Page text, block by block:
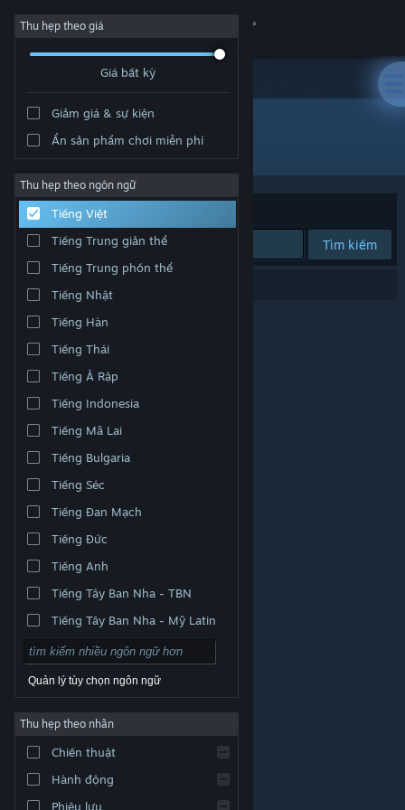
Đăng nhập
Cộng đồng
Thông tin
Hỗ trợ
Thay đổi ngôn ngữ
Cài ứng dụng Steam di động
Xem web cho desktop
thương hiệu là tài sản của chủ sở hữu tương ứng tại
Pháp lý
Hỗ trợ tiếp cận
ký Steam
|Hoàn tiền|
Thu hẹp theo giá
Giá bất kỳ
Giảm giá & sự kiện
Ẩn sản phẩm chơi miễn phí
Thu hẹp theo ngôn ngữ
Tiếng Việt
Tiếng Trung giản thể
Tiếng Trung phồn thể
Tiếng Nhật
Tiếng Hàn
Tiếng Thái
Tiếng Ả Rập
Tiếng Indonesia
Tiếng Mã Lai
Tiếng Bulgaria
Tiếng Séc
Tiếng Đan Mạch
Tiếng Đức
Tiếng Anh
Tiếng Tây Ban Nha - TBN
Tiếng Tây Ban Nha - Mỹ Latin
Quản lý tùy chọn ngôn ngữ
Thu hẹp theo nhãn
Chiến thuật
Hành động
Phiêu lưu
Nhà phát hành: Rose Tinted Games LLC
Xếp theo Độ liên quan
Tìm kiếm